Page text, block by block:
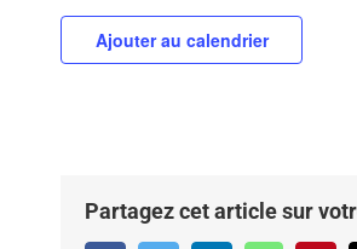
Ajouter au calendrier
Partagez cet article sur